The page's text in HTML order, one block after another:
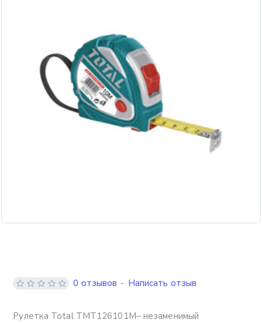
Рулетка Total TMT126101M– незаменимый
0 отзывов - Написать отзыв